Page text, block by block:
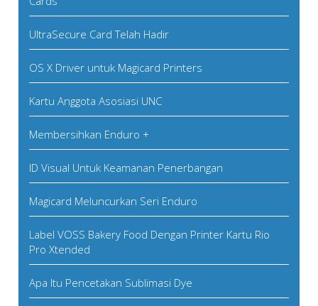
UltraSecure Card Telah Hadir
OS X Driver untuk Magicard Printers
Kartu Anggota Asosiasi UNC
Membersihkan Enduro +
ID Visual Untuk Keamanan Penerbangan
Magicard Meluncurkan Seri Enduro
Label VOSS Bakery Food Dengan Printer Kartu Rio
Pro Xtended
Apa Itu Pencetakan Sublimasi Dye